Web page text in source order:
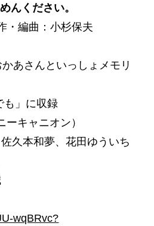
んください。
・編曲：小杉保夫
あさんといっしょメモリ
も」に収録
ーキャニオン）
佐久本和夢、花田ゆういち
wqBRvc?